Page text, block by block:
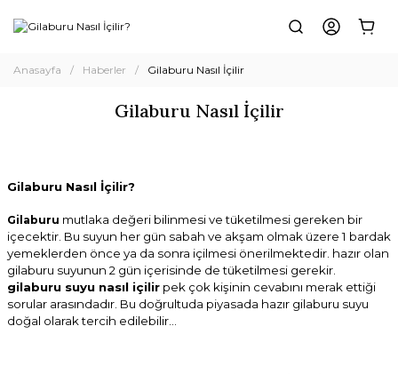
Anasayfa Haberler Gilaburu Nasıl İçilir
Gilaburu Nasıl İçilir
Gilaburu Nasıl İçilir?
Gilaburu mutlaka değeri bilinmesi ve tüketilmesi gereken bir
içecektir. Bu suyun her gün sabah ve akşam olmak üzere 1 bardak
yemeklerden önce ya da sonra içilmesi önerilmektedir. hazır olan
gilaburu suyunun 2 gün içerisinde de tüketilmesi gerekir.
gilaburu suyu nasıl içilirpek çok kişinin cevabını merak ettiği
sorular arasındadır. Bu doğrultuda piyasada hazır gilaburu suyu
doğal olarak tercih edilebilir...